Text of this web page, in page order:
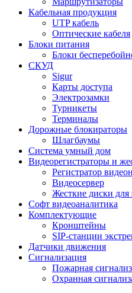
Кабельная продукция
UTP кабель
Оптические кабеля
Блоки питания
Блоки
СКУД
Sigur
Карты доступа
Электрозамки
Турникеты
Терминалы
Дорожные блокираторы
Шлагбаумы
Cистема умный дом
Видеорегистраторы и
Регистратор
Видеосервер
Жесткие диски
Софт видеоаналитика
Комплектующие
Кронштейны
SIP-станции
Датчики движения
Сигнализация
Пожарная
Охранная